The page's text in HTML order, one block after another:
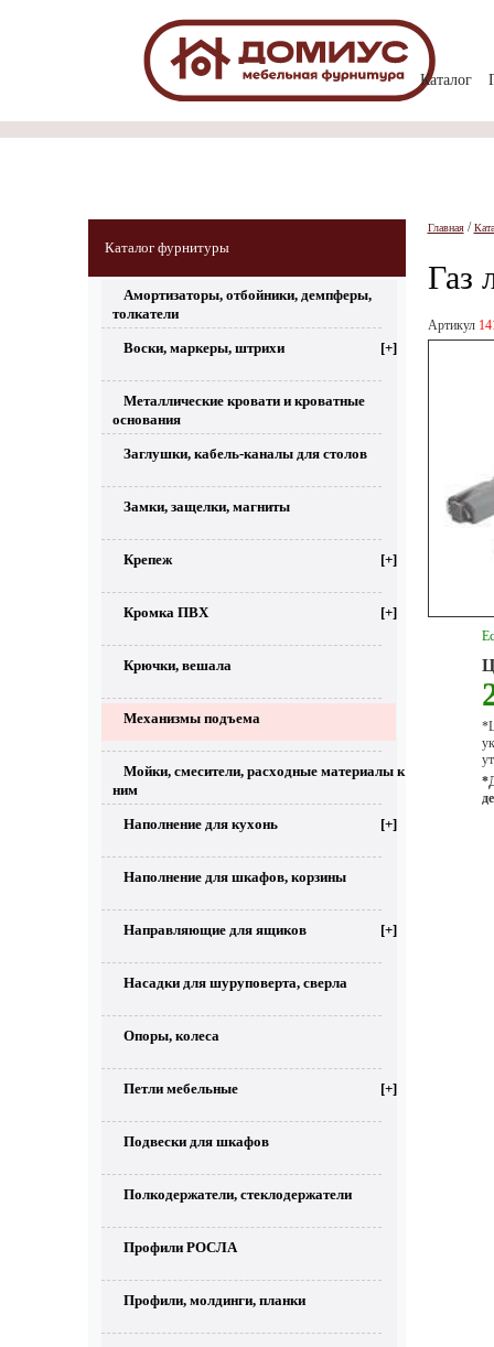
Каталог
Каталог фурнитуры
Амортизаторы, отбойники, демпферы,
толкатели
Воски, маркеры, штрихи [+]
Металлические кровати и кроватные
основания
Заглушки, кабель-каналы для столов
Замки, защелки, магниты
Крепеж [+]
Кромка ПВХ [+]
Крючки, вешала
Механизмы подъема
Мойки, смесители, расходные материалы к
ним
Наполнение для кухонь [+]
Наполнение для шкафов, корзины
Направляющие для ящиков [+]
Насадки для шуруповерта, сверла
Опоры, колеса
Петли мебельные [+]
Подвески для шкафов
Полкодержатели, стеклодержатели
Профили РОСЛА
Профили, молдинги, планки
Главная/
Газ
Артикул